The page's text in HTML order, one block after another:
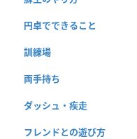
円卓でできること
訓練場
両手持ち
ダッシュ・疾走
フレンドとの遊び方